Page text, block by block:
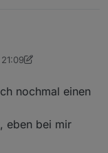
dem Namen
neue Eintrag
auf den
Juli 2023, 23:32
nochmal einen
eben bei mir